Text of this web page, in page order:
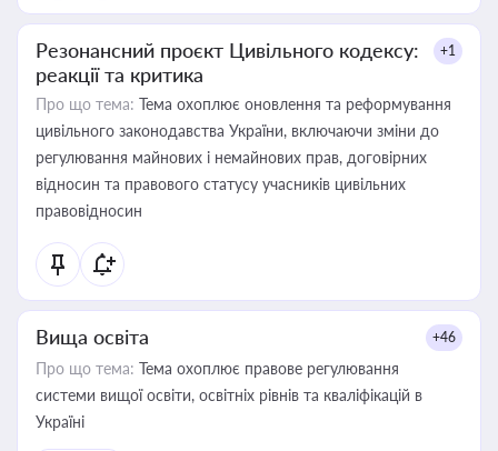
Резонансний проєкт Цивільного кодексу:
реакції та критика
+1
Про що тема: Тема охоплює оновлення та реформування
цивільного законодавства України, включаючи зміни до
регулювання майнових і немайнових прав, договірних
відносин та правового статусу учасників цивільних
правовідносин
Вища освіта +46
Про що тема: Тема охоплює правове регулювання
системи вищої освіти, освітніх рівнів та кваліфікацій в
Україні